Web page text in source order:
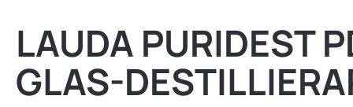
LAUDA PURIDEST
GLAS-